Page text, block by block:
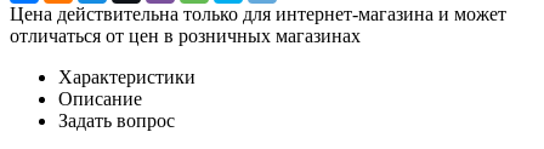
Цена действительна только для интернет-магазина и может
отличаться от цен в розничных магазинах
Характеристики
Описание
Задать вопрос